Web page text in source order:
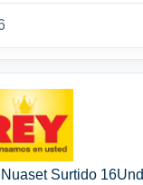
Surtido 16Und